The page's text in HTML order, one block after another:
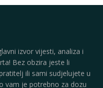
izvor vijesti, analiza i
Bez obzira jeste li
ili sami sudjelujete u
vam je potrebno za dozu